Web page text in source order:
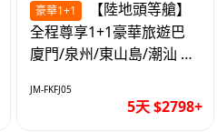
豪華1+1
全程尊享1+1豪華旅遊巴
廈門/泉州/東山島/潮汕 精
JM-FKFJ05
5天 $2798+